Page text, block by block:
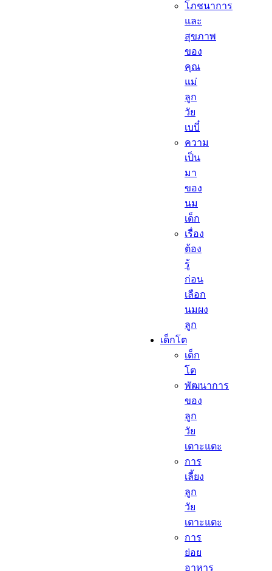
โภชนาการ
และ
สุขภาพ
ของ
คุณ
แม่
ลูก
วัย
เบบี๋
ความ
เป็น
มา
ของ
นม
เด็ก
เรื่อง
ต้อง
รู้
ก่อน
เลือก
นมผง
ลูก​
เด็กโต​
เด็ก
โต​
พัฒนาการ
ของ
ลูก
วัย
เตาะแตะ
การ
เลี้ยง
ลูก
วัย
เตาะแตะ
การ
ย่อย
อาหาร